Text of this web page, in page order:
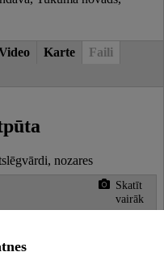
Karte
Faili
nozares
Skatīt
vairāk